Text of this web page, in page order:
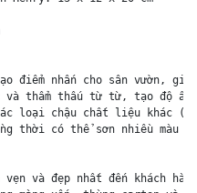
điểm nhấn cho sân vườn,
thẩm thấu từ từ, tạo độ ẩm
loại chậu chất liệu khác
thời có thể sơn nhiều màu
và đẹp nhất đến khách hàng